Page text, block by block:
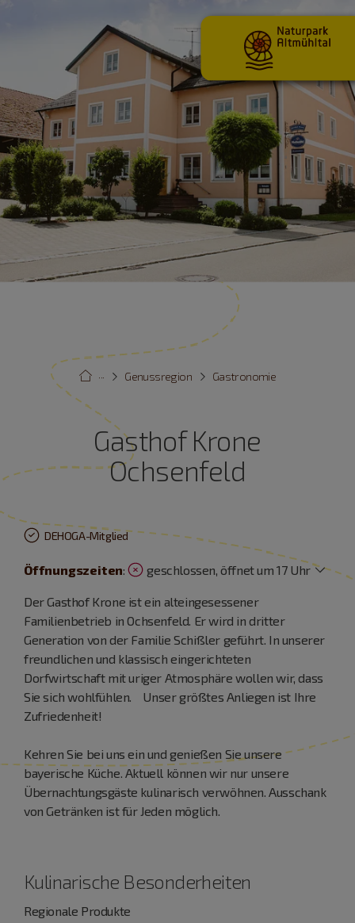
Gastronomie
Genussregion
···
Gasthof Krone
Ochsenfeld
DEHOGA-Mitglied
Öffnungszeiten: geschlossen, öffnet um 17 Uhr
Der Gasthof Krone ist ein alteingesessener
Familienbetrieb in Ochsenfeld. Er wird in dritter
Generation von der Familie Schißler geführt. In unserer
freundlichen und klassisch eingerichteten
Dorfwirtschaft mit uriger Atmosphäre wollen wir, dass
Sie sich wohlfühlen. Unser größtes Anliegen ist Ihre
Zufriedenheit!
Kehren Sie bei uns ein und genießen Sie unsere
bayerische Küche. Aktuell können wir nur unsere
Übernachtungsgäste kulinarisch verwöhnen. Ausschank
von Getränken ist für Jeden möglich.
Kulinarische Besonderheiten
Regionale Produkte